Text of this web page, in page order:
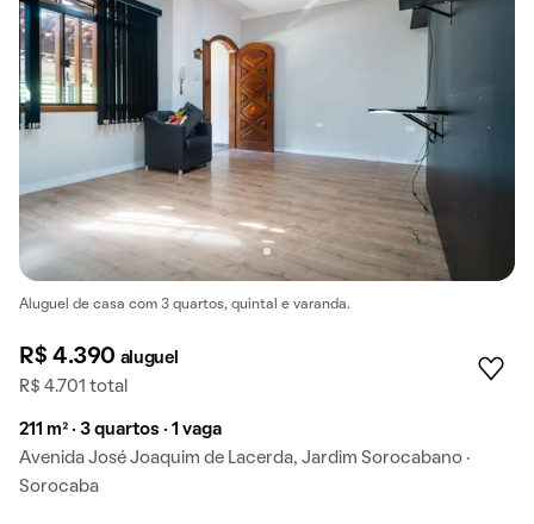
Aluguel de casa com 3 quartos, quintal e varanda.
R$ 4.390 aluguel
R$ 4.701 total
211 m² · 3 quartos · 1 vaga
Avenida José Joaquim de Lacerda, Jardim Sorocabano ·
Sorocaba